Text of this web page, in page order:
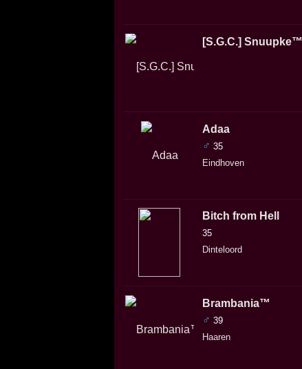
[S.G.C.] Snuupke™
Adaa
♂ 35
Eindhoven
Bitch from Hell
35
Dinteloord
Brambania™
♂ 39
Haaren